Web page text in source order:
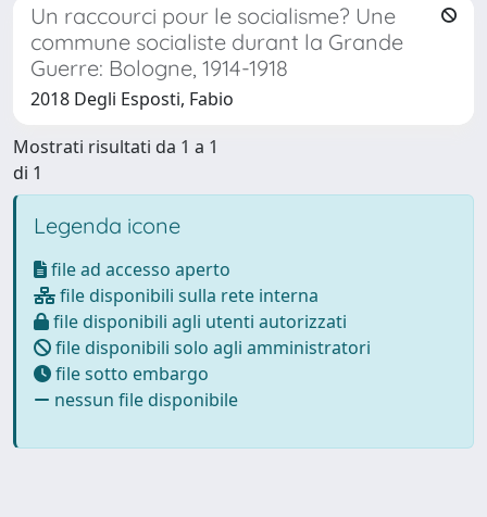
Un raccourci pour le socialisme? Une
commune socialiste durant la Grande
Guerre: Bologne, 1914-1918
2018 Degli Esposti, Fabio
Mostrati risultati da 1 a 1
di 1
Legenda icone
file ad accesso aperto
file disponibili sulla rete interna
file disponibili agli utenti autorizzati
file disponibili solo agli amministratori
file sotto embargo
nessun file disponibile